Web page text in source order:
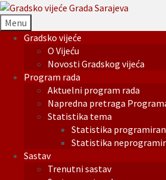
Menu
Gradsko vijeće
O Vijeću
Novosti Gradskog vijeća
Program rada
Aktuelni program rada
Napredna pretraga
Statistika tema
Statistika
Statistika
Sastav
Trenutni sastav